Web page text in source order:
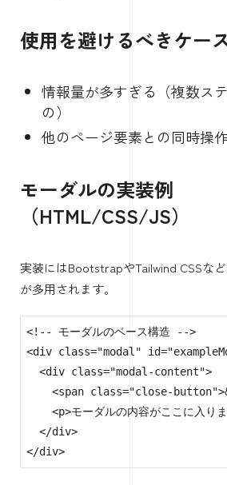
使用を避けるべきケー
情報量が多すぎる（複数ス
の）
他のページ要素との同時操
モーダルの実装例
（HTML/CSS/JS）
実装にはBootstrapやTailwind CSSな
が多用されます。
<!-- モーダルのベース構造 -->
<div class="modal"
</div>